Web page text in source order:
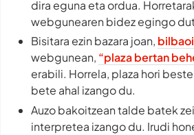
dira eguna eta ordua.
webgunearen bidez egingo
Bisitara ezin bazara joan,
webgunean, “plaza bertan
erabili. Horrela, plaza hori
bete ahal izango du.
Auzo bakoitzean talde batek
interpretea izango du. Irudi